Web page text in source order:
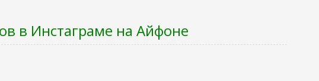
в Инстаграме на Айфоне